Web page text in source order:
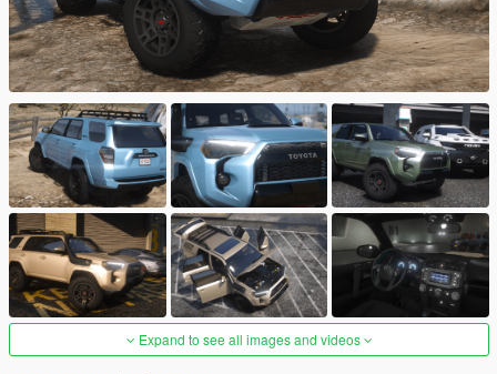
Expand to see all images and videos